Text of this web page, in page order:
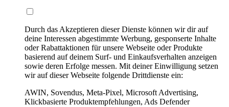
Durch das Akzeptieren dieser Dienste können wir dir auf
deine Interessen abgestimmte Werbung, gesponserte Inhalte
oder Rabattaktionen für unsere Webseite oder Produkte
basierend auf deinem Surf- und Einkaufsverhalten anzeigen
sowie deren Erfolge messen. Mit deiner Einwilligung setzen
wir auf dieser Webseite folgende Drittdienste ein:
AWIN, Sovendus, Meta-Pixel, Microsoft Advertising,
Klickbasierte Produktempfehlungen, Ads Defender